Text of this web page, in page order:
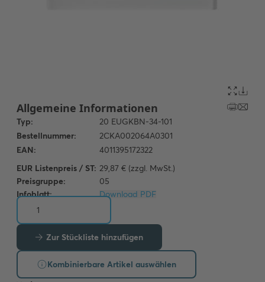
EUR Listenpreis / ST: 29,87 € (zzgl. MwSt.)
Preisgruppe:
05
Infoblatt:
Download PDF
Zur Stückliste hinzufügen
Kombinierbare Artikel auswählen